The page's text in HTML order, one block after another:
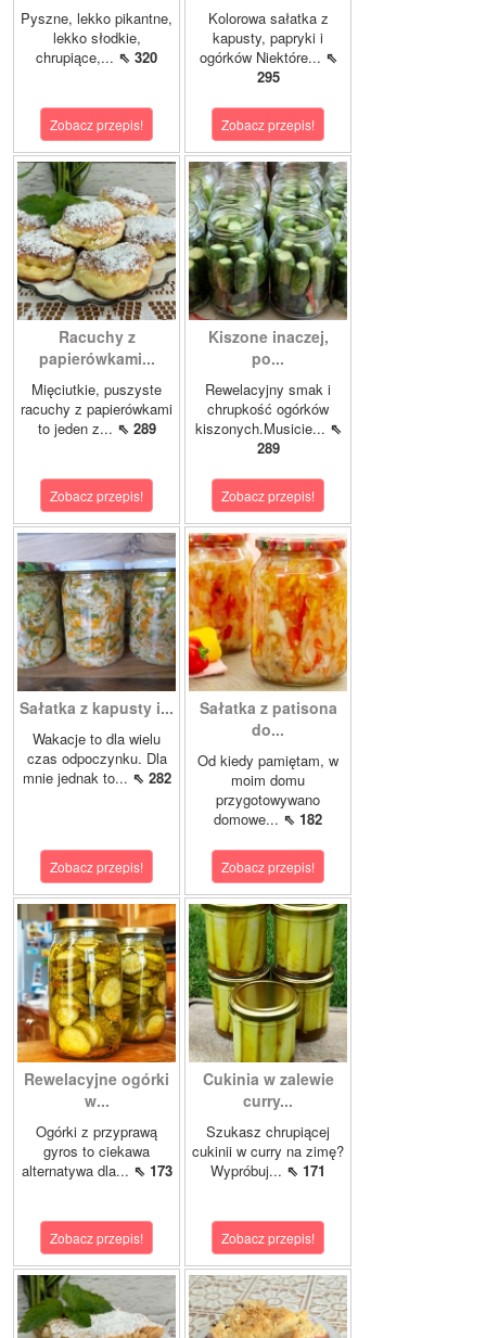
Pyszne, lekko pikantne,
lekko słodkie,
chrupiące,... ⇖ 320
Zobacz przepis!
Kolorowa sałatka z
kapusty, papryki i
ogórków Niektóre... ⇖
295
Zobacz przepis!
Racuchy z
papierówkami...
Mięciutkie, puszyste
racuchy z papierówkami
to jeden z... ⇖ 289
Zobacz przepis!
Kiszone inaczej,
po...
Rewelacyjny smak i
chrupkość ogórków
kiszonych.Musicie... ⇖
289
Zobacz przepis!
Sałatka z kapusty i...
Wakacje to dla wielu
czas odpoczynku. Dla
mnie jednak to... ⇖ 282
Zobacz przepis!
Sałatka z patisona
do...
Od kiedy pamiętam, w
moim domu
przygotowywano
domowe... ⇖ 182
Zobacz przepis!
Rewelacyjne ogórki
w...
Ogórki z przyprawą
gyros to ciekawa
alternatywa dla... ⇖ 173
Zobacz przepis!
Cukinia w zalewie
curry...
Szukasz chrupiącej
cukinii w curry na zimę?
Wypróbuj... ⇖ 171
Zobacz przepis!